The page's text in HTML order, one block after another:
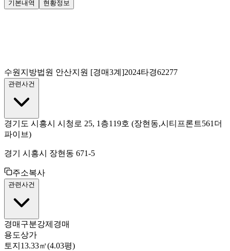
기본내역
현황정보
수원지방법원 안산지원 [경매3계]2024타경62277
관련사건
경기도 시흥시 시청로 25, 1층119호 (장현동,시티프론트561더
파이브)
경기 시흥시 장현동 671-5
주소복사
관련사건
경매구분강제경매
용도상가
토지 13.33㎡(4.03평)